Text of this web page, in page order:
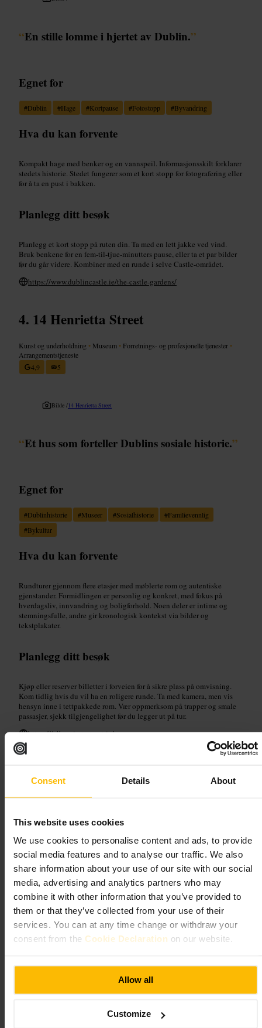
Consent Details About
This website uses cookies
We use cookies to personalise content and ads, to provide
social media features and to analyse our traffic. We also
share information about your use of our site with our social
media, advertising and analytics partners who may
combine it with other information that you’ve provided to
them or that they’ve collected from your use of their
services. You can at any time change or withdraw your
consent from the Cookie Declaration on our website.
Allow all
Customize
“En stille lomme i hjertet av Dublin.”
Egnet for
#Dublin #Hage #Kortpause #Fotostopp #Byvandring
Hva du kan forvente
Kompakt hage med benker og en vannspeil. Informasjonsskilt forklarer
stedets historie. Stedet fungerer som et kort stopp for fotografering eller
for å ta en pust i bakken.
Planlegg ditt besøk
Planlegg et kort stopp på ruten din. Ta med en lett jakke ved vind.
Bruk benkene for en fem-til-tjue-minutters pause, eller ta et par bilder
før du går videre. Kombiner med en runde i selve Castle-området.
https://www.dublincastle.ie/the-castle-gardens/
14 Henrietta Street
Kunst og underholdning • Museum • Forretnings- og profesjonelle tjenester •
Arrangementstjeneste
4,9
5
Bilde /14 Henrietta Street
“Et hus som forteller Dublins sosiale historie.”
Egnet for
#Dublinhistorie #Museer #Sosialhistorie #Familievennlig
#Bykultur
Hva du kan forvente
Rundturer gjennom flere etasjer med møblerte rom og autentiske
gjenstander. Formidlingen er personlig og konkret, med fokus på
hverdagsliv, innvandring og boligforhold. Noen deler er intime og
stemningsfulle, andre gir kronologisk kontekst via bilder og
tekstplakater.
Planlegg ditt besøk
Kjøp eller reserver billetter i forveien for å sikre plass på omvisning.
Kom tidlig hvis du vil ha en roligere runde. Ta med kamera, men vis
hensyn inne i tettpakkede rom. Vær oppmerksom på trapper og smale
passasjer, sjekk tilgjengelighet før du legger ut på tur.
https://14henriettastreet.ie/
Kunst og underholdning•Kunstgalleri
The Ark, Dublin
“Kunst for nysgjerrige barn midt i Temple
Bar”
Egnet for
Kulturforbarn
Hva du kan forvente